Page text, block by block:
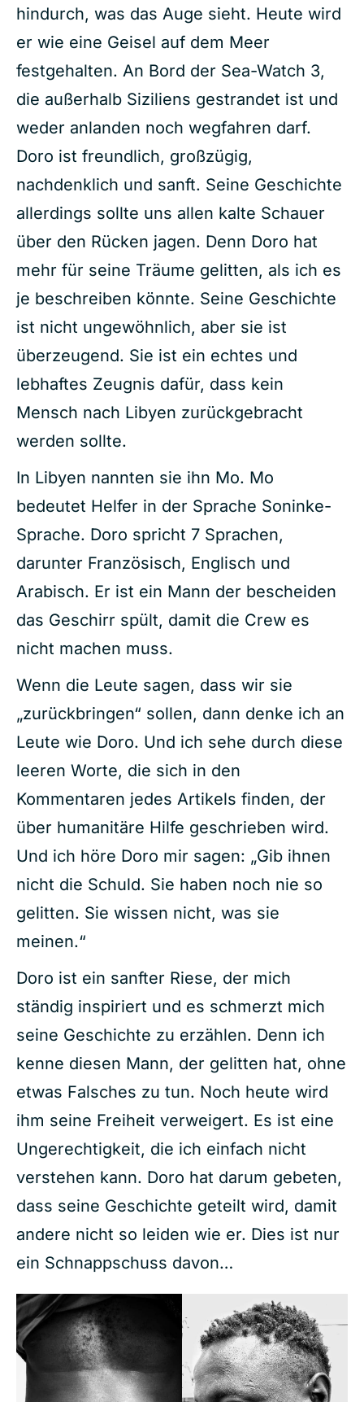
hindurch, was das Auge sieht. Heute wird
er wie eine Geisel auf dem Meer
festgehalten. An Bord der Sea-Watch 3,
die außerhalb Siziliens gestrandet ist und
weder anlanden noch wegfahren darf.
Doro ist freundlich, großzügig,
nachdenklich und sanft. Seine Geschichte
allerdings sollte uns allen kalte Schauer
über den Rücken jagen. Denn Doro hat
mehr für seine Träume gelitten, als ich es
je beschreiben könnte. Seine Geschichte
ist nicht ungewöhnlich, aber sie ist
überzeugend. Sie ist ein echtes und
lebhaftes Zeugnis dafür, dass kein
Mensch nach Libyen zurückgebracht
werden sollte.
In Libyen nannten sie ihn Mo. Mo
bedeutet Helfer in der Sprache Soninke-
Sprache. Doro spricht 7 Sprachen,
darunter Französisch, Englisch und
Arabisch. Er ist ein Mann der bescheiden
das Geschirr spült, damit die Crew es
nicht machen muss.
Wenn die Leute sagen, dass wir sie
„zurückbringen“ sollen, dann denke ich an
Leute wie Doro. Und ich sehe durch diese
leeren Worte, die sich in den
Kommentaren jedes Artikels finden, der
über humanitäre Hilfe geschrieben wird.
Und ich höre Doro mir sagen: „Gib ihnen
nicht die Schuld. Sie haben noch nie so
gelitten. Sie wissen nicht, was sie
meinen.“
Doro ist ein sanfter Riese, der mich
ständig inspiriert und es schmerzt mich
seine Geschichte zu erzählen. Denn ich
kenne diesen Mann, der gelitten hat, ohne
etwas Falsches zu tun. Noch heute wird
ihm seine Freiheit verweigert. Es ist eine
Ungerechtigkeit, die ich einfach nicht
verstehen kann. Doro hat darum gebeten,
dass seine Geschichte geteilt wird, damit
andere nicht so leiden wie er. Dies ist nur
ein Schnappschuss davon…